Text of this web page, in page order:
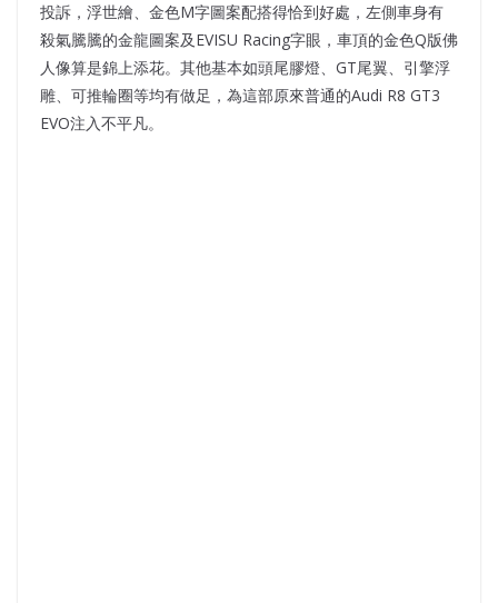
投訴，浮世繪、金色M字圖案配搭得恰到好處，左側車身有
殺氣騰騰的金龍圖案及EVISU Racing字眼，車頂的金色Q版佛
人像算是錦上添花。其他基本如頭尾膠燈、GT尾翼、引擎浮
雕、可推輪圈等均有做足，為這部原來普通的Audi R8 GT3
EVO注入不平凡。